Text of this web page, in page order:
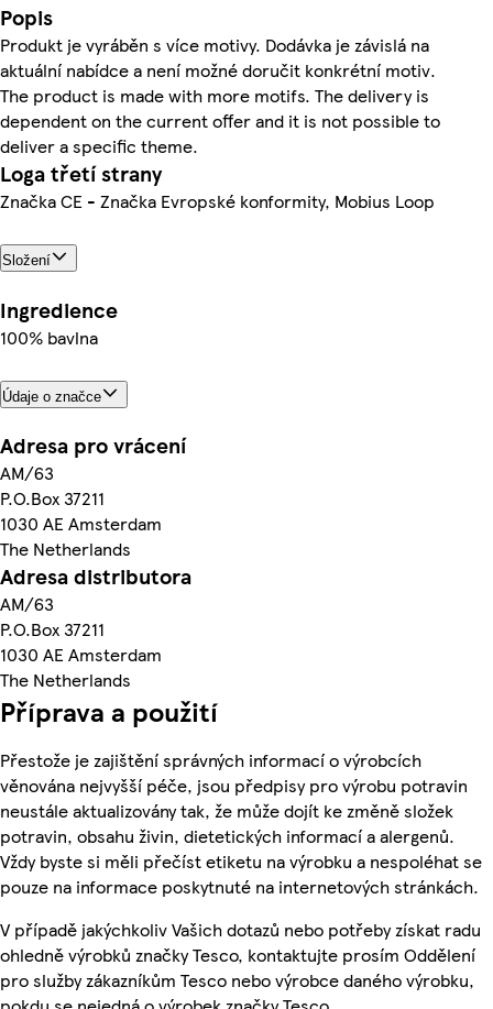
Popis
Produkt je vyráběn s více motivy. Dodávka je závislá na
aktuální nabídce a není možné doručit konkrétní motiv.
The product is made with more motifs. The delivery is
dependent on the current offer and it is not possible to
deliver a specific theme.
Loga třetí strany
Značka CE - Značka Evropské konformity, Mobius Loop
Složení
Ingredience
100% bavlna
Údaje o značce
Adresa pro vrácení
AM/63
P.O.Box 37211
1030 AE Amsterdam
The Netherlands
Adresa distributora
AM/63
P.O.Box 37211
1030 AE Amsterdam
The Netherlands
Příprava a použití
Přestože je zajištění správných informací o výrobcích
věnována nejvyšší péče, jsou předpisy pro výrobu potravin
neustále aktualizovány tak, že může dojít ke změně složek
potravin, obsahu živin, dietetických informací a alergenů.
Vždy byste si měli přečíst etiketu na výrobku a nespoléhat se
pouze na informace poskytnuté na internetových stránkách.
V případě jakýchkoliv Vašich dotazů nebo potřeby získat radu
ohledně výrobků značky Tesco, kontaktujte prosím Oddělení
pro služby zákazníkům Tesco nebo výrobce daného výrobku,